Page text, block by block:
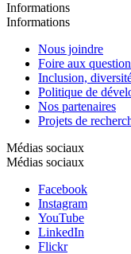
Informations
Informations
Nous joindre
Foire aux
Inclusion,
Politique de
Nos partenaires
Projets de
Médias sociaux
Médias sociaux
Facebook
Instagram
YouTube
LinkedIn
Flickr